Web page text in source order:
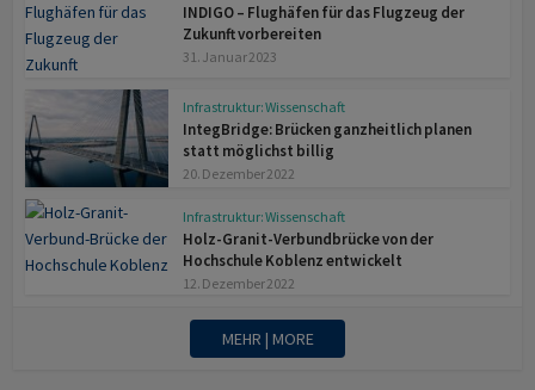
INDIGO – Flughäfen für das Flugzeug der
Zukunft vorbereiten
31. Januar 2023
Infrastruktur: Wissenschaft
IntegBridge: Brücken ganzheitlich planen
statt möglichst billig
20. Dezember 2022
Infrastruktur: Wissenschaft
Holz-Granit-Verbundbrücke von der
Hochschule Koblenz entwickelt
12. Dezember 2022
MEHR | MORE